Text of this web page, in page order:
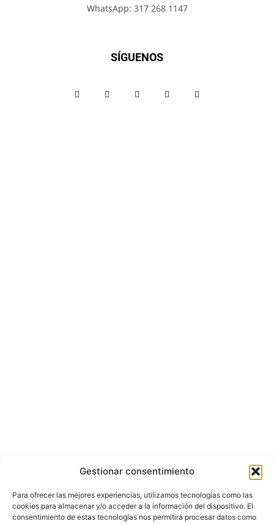
Gestionar consentimiento
Para ofrecer las mejores experiencias, utilizamos tecnologías como las
cookies para almacenar y/o acceder a la información del dispositivo. El
consentimiento de estas tecnologías nos permitirá procesar datos como
WhatsApp: 317 268 1147
SÍGUENOS